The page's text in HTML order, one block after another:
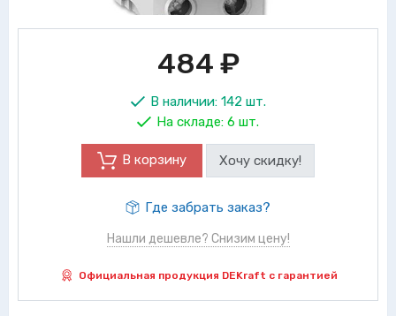
484 ₽
В наличии: 142 шт.
На складе: 6 шт.
В корзину Хочу скидку!
Где забрать заказ?
Нашли дешевле? Снизим цену!
Официальная продукция DEKraft с гарантией